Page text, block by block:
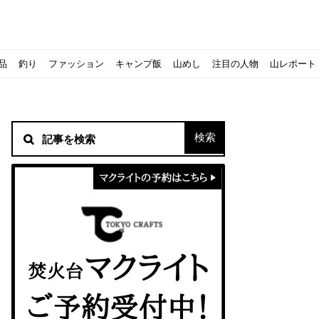
キャンプ用品の『ポイント買取』について
マクライトの口コミ・評判は？人気焚き火台の魅力・気になる
ッカーでも作れるおすすめレシピをご紹介
尾根」から槍ヶ岳へ！
【八ヶ岳最高峰へ】南八ヶ岳テント泊登山、赤岳〜横岳〜硫黄
ントスおすすめヘッドライトのご紹介
ングシューズはどちらを選ぶべき？｜サロモンの定番シューズで解
カリマーのおすすめリュック容量別12選｜目的別の選び方も合
ならスポルティバ！3つの理由とおすすめ7選
クライミングユーザー参加型の動画マップ「クライミングチャ
に教わる！『食感と旨みのタマゴサンド』の作り方
食うか食われるか、野生動物で一番怖いのは【17＃自分のキャ
ズクイン』、人気の理由とおすすめウェアを紹介
【コスパ◎】キャンプデビューに最適！サウスフィールドのお
ズクイン』、人気の理由とおすすめウェアを紹介
【コスパ◎】キャンプデビューに最適！サウスフィールドのお
｜サロモンの定番シューズで解説&ご紹介
しむために必要な装備6選【初級〜中級者向け】
トレラン初心者必見！日頃のトレーニングから中距離レースま
！用途別おすすめ水筒を紹介！便利アイテムも
【こずチャンネル】使わなくなったキャンプ道具の行方！【初
クを比較！人数・用途別でおすすめを紹介
クライミング道具はゼロポイントで揃えよう！種類別で人気ア
釣り
の体験レポート】
アジングロッドおすすめ10選！基本タックルから選び方まで紹介
ファッション
フスキンの魅力と用途別おすすめリュック9選
ティートンブロスのブランドに込められた想いとは！？おすす
キャンプ飯
なの？いまどきの海外キャンプ事情をご紹介Part.1〜ロサンゼルス
パティシエキャンパーSakiさんに教わる！簡単『フルーツシロ
山めし
に教わる！簡単『フルーツシロップ』の作り方
パティシエキャンパーSakiさんに教わる！簡単アウトドアスイ
注目の人物
高！ほかほか『シュウマイ』の作り方
に教わる！パン好き必見！モチモチ『ベーグル』の作り方
パティシエキャンパーSakiさんに教わる！ピリ辛が後引くうま
山レポート
る！山梨県の九鬼山（くきやま）登山体験レポ
積雪期の谷川岳で今シーズン最後の雪山を堪能してきた
！売却する方法や条件、手続きの流れを確認
キャンプ場の宿泊や利用券をふるさと納税でゲット！おすすめ
に参加してきました
レストハウス水郷で持ち込みBBQしてみた
一生物のアウトドアブーツならダナー！3つの理由とおすすめア
に行ってみた！
ピコグリル入荷してます！ @小倉店
ランス・ボーヌトレッキング編〜
ベランピングアイディア7選！家にいながらおしゃれキャンプ♪